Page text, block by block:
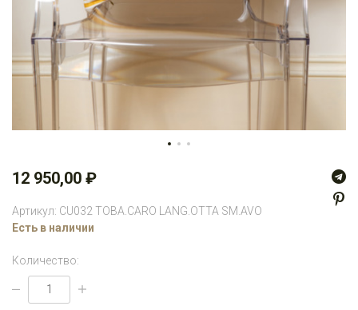
1 2 3
12 950,00 ₽
Артикул: CU032 TOBA.CARO LANG.OTTA SM.AVO
Есть в наличии
Количество: